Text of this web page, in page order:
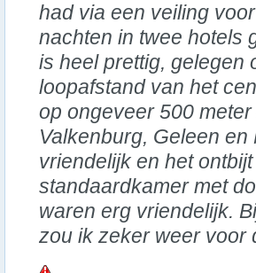
had via een veiling
nachten in twee hotels
is heel prettig, gelegen
loopafstand van het
op ongeveer 500
Valkenburg, Geleen
vriendelijk en het
standaardkamer met
waren erg vriendelijk.
zou ik zeker weer voor